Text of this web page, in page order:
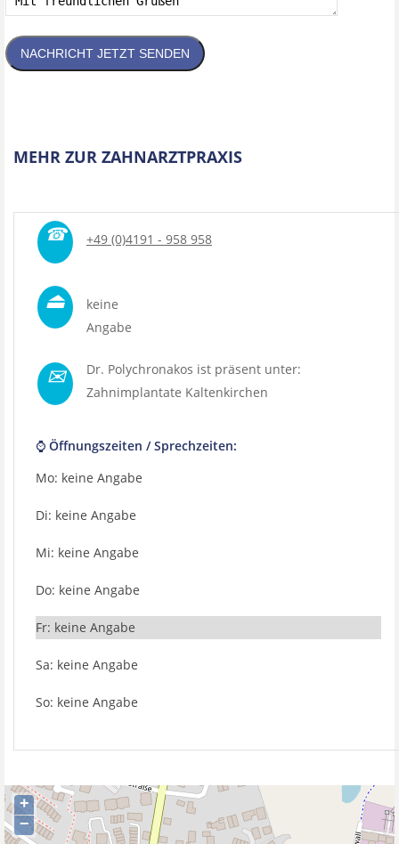
NACHRICHT JETZT SENDEN
MEHR ZUR ZAHNARZTPRAXIS
☎ +49 (0)4191 - 958 958
⏏
keine
Angabe
✉
Dr. Polychronakos ist präsent unter:
Zahnimplantate Kaltenkirchen
⌚ Öffnungszeiten / Sprechzeiten:
Mo: keine Angabe
Di: keine Angabe
Mi: keine Angabe
Do: keine Angabe
Fr: keine Angabe
Sa: keine Angabe
So: keine Angabe